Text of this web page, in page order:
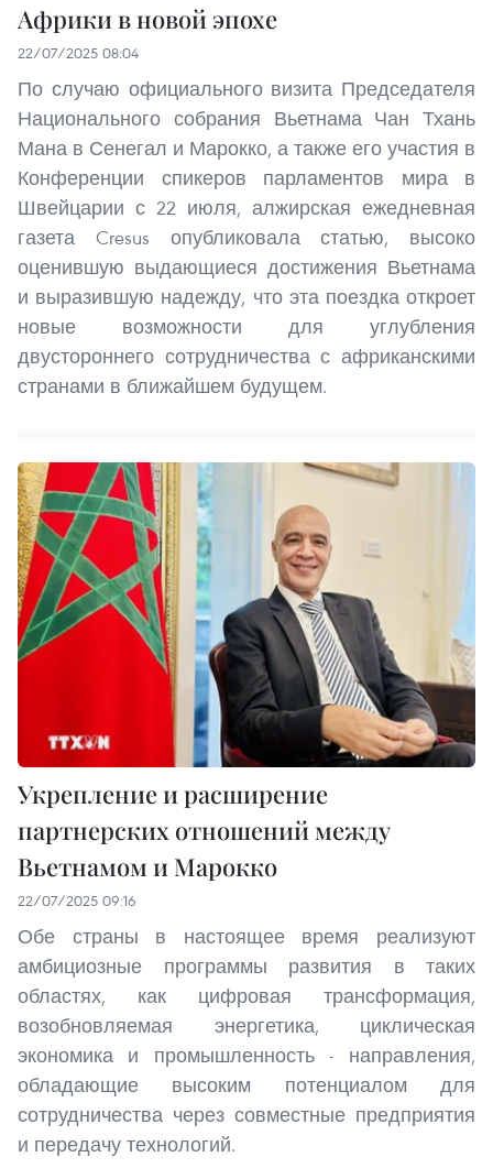
Африки в новой эпохе
22/07/2025 08:04
По случаю официального визита Председателя
Национального собрания Вьетнама Чан Тхань
Мана в Сенегал и Марокко, а также его участия в
Конференции спикеров парламентов мира в
Швейцарии с 22 июля, алжирская ежедневная
газета Cresus опубликовала статью, высоко
оценившую выдающиеся достижения Вьетнама
и выразившую надежду, что эта поездка откроет
новые возможности для углубления
двустороннего сотрудничества с африканскими
странами в ближайшем будущем.
Укрепление и расширение
партнерских отношений между
Вьетнамом и Марокко
22/07/2025 09:16
Обе страны в настоящее время реализуют
амбициозные программы развития в таких
областях, как цифровая трансформация,
возобновляемая энергетика, циклическая
экономика и промышленность - направления,
обладающие высоким потенциалом для
сотрудничества через совместные предприятия
и передачу технологий.